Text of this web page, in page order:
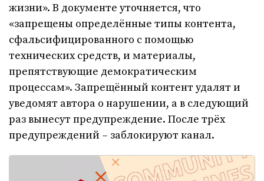
жизни». В документе уточняется, что
«запрещены определённые типы контента,
сфальсифицированного с помощью
технических средств, и материалы,
препятствующие демократическим
процессам». Запрещённый контент удалят и
уведомят автора о нарушении, а в следующий
раз вынесут предупреждение. После трёх
предупреждений – заблокируют канал.